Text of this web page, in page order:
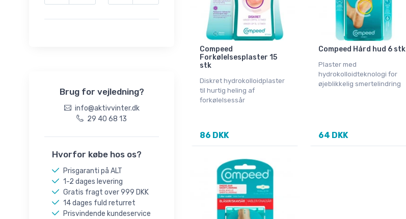
Brug for vejledning?
info@aktivvinter.dk
29 40 68 13
Hvorfor købe hos os?
Prisgaranti på ALT
1-2 dages levering
Gratis fragt over 999 DKK
14 dages fuld returret
Prisvindende kundeservice
Compeed
Forkølelsesplaster 15
stk
Diskret hydrokolloidplaster
til hurtig heling af
forkølelsessår
86 DKK
Compeed Hård hud 6 stk
Plaster med
hydrokolloidteknologi for
øjeblikkelig smertelindring
64 DKK